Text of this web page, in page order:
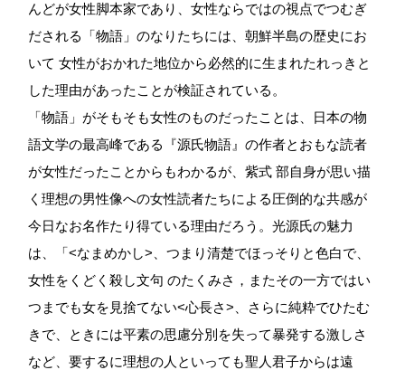
んどが女性脚本家であり、女性ならではの視点でつむぎ
だされる「物語」のなりたちには、朝鮮半島の歴史にお
いて 女性がおかれた地位から必然的に生まれたれっきと
した理由があったことが検証されている。
「物語」がそもそも女性のものだったことは、日本の物
語文学の最高峰である『源氏物語』の作者とおもな読者
が女性だったことからもわかるが、紫式 部自身が思い描
く理想の男性像への女性読者たちによる圧倒的な共感が
今日なお名作たり得ている理由だろう。光源氏の魅力
は、「<なまめかし>、つまり清楚でほっそりと色白で、
女性をくどく殺し文句 のたくみさ，またその一方ではい
つまでも女を見捨てない<心長さ>、さらに純粋でひたむ
きで、ときには平素の思慮分別を失って暴発する激しさ
など、要するに理想の人といっても聖人君子からは遠